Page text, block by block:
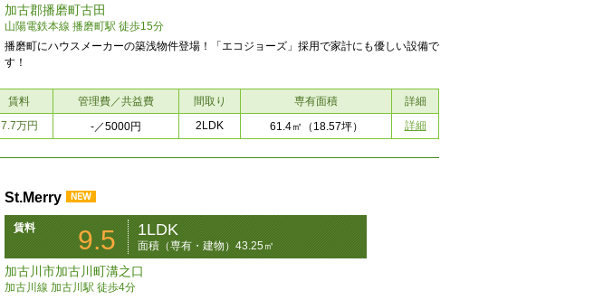
加古郡播磨町古田
山陽電鉄本線 播磨町駅 徒歩15分
播磨町にハウスメーカーの築浅物件登場！「エコジョーズ」採用で家計にも優しい設備で
す！
賃料 管理費／共益費 間取り 専有面積
詳細
7.7万円 -／5000円 2LDK 61.4㎡ （18.57坪） 詳細
St.Merry
賃料 9.5 1LDK
面積（専有・建物）43.25㎡
加古川市加古川町溝之口
加古川線 加古川駅 徒歩4分